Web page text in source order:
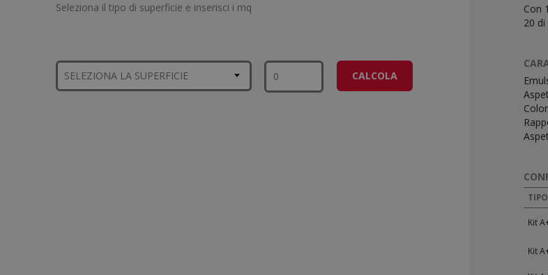
Seleziona il tipo di superficie e inserisci i mq
CALCOLA
Con
20
TIPO
Kit
Kit